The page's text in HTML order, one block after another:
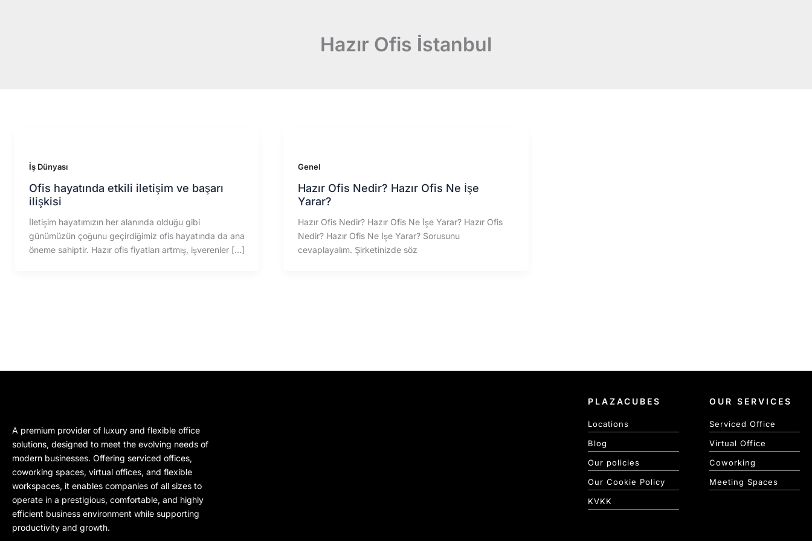
Hazır Ofis İstanbul
İş Dünyası
Ofis hayatında etkili iletişim ve başarı
ilişkisi
İletişim hayatımızın her alanında olduğu gibi
günümüzün çoğunu geçirdiğimiz ofis hayatında da ana
öneme sahiptir. Hazır ofis fiyatları artmış, işverenler […]
Genel
Hazır Ofis Nedir? Hazır Ofis Ne İşe
Yarar?
Hazır Ofis Nedir? Hazır Ofis Ne İşe Yarar? Hazır Ofis
Nedir? Hazır Ofis Ne İşe Yarar? Sorusunu
cevaplayalım. Şirketinizde söz
A premium provider of luxury and flexible office
solutions, designed to meet the evolving needs of
modern businesses. Offering serviced offices,
coworking spaces, virtual offices, and flexible
workspaces, it enables companies of all sizes to
operate in a prestigious, comfortable, and highly
efficient business environment while supporting
productivity and growth.
PLAZACUBES
Locations
Blog
Our policies
Our Cookie Policy
KVKK
OUR SERVICES
Serviced Office
Virtual Office
Coworking
Meeting Spaces